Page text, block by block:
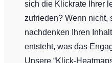
sich die Klickrate Ihrer
zufrieden? Wenn nicht,
nachdenken Ihren
entsteht, was das
Unsere “Klick-